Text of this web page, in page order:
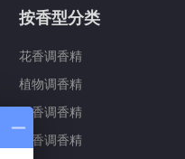
按香型分类
花香调香精
植物调香精
果香调香精
瓜香调香精